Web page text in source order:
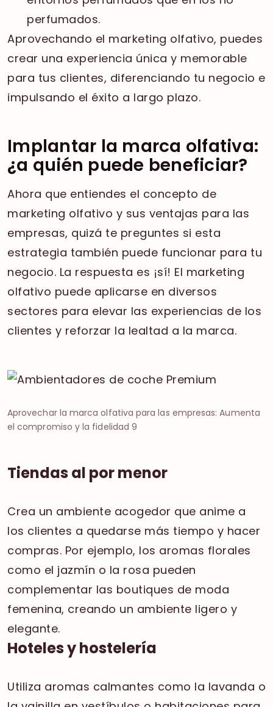
perfumados.
Aprovechando el marketing olfativo, puedes
crear una experiencia única y memorable
para tus clientes, diferenciando tu negocio e
impulsando el éxito a largo plazo.
Implantar la marca olfativa:
¿a quién puede beneficiar?
Ahora que entiendes el concepto de
marketing olfativo y sus ventajas para las
empresas, quizá te preguntes si esta
estrategia también puede funcionar para tu
negocio. La respuesta es ¡sí! El marketing
olfativo puede aplicarse en diversos
sectores para elevar las experiencias de los
clientes y reforzar la lealtad a la marca.
Aprovechar la marca olfativa para las empresas: Aumenta
el compromiso y la fidelidad 9
Tiendas al por menor
Crea un ambiente acogedor que anime a
los clientes a quedarse más tiempo y hacer
compras. Por ejemplo, los aromas florales
como el jazmín o la rosa pueden
complementar las boutiques de moda
femenina, creando un ambiente ligero y
elegante.
Hoteles y hostelería
Utiliza aromas calmantes como la lavanda o